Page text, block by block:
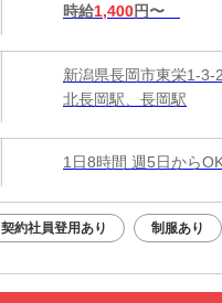
時給1,400円〜
新潟県長岡市東栄1-3-
北長岡駅、長岡駅
1日8時間 週5日から
契約社員登用あり 制服あり